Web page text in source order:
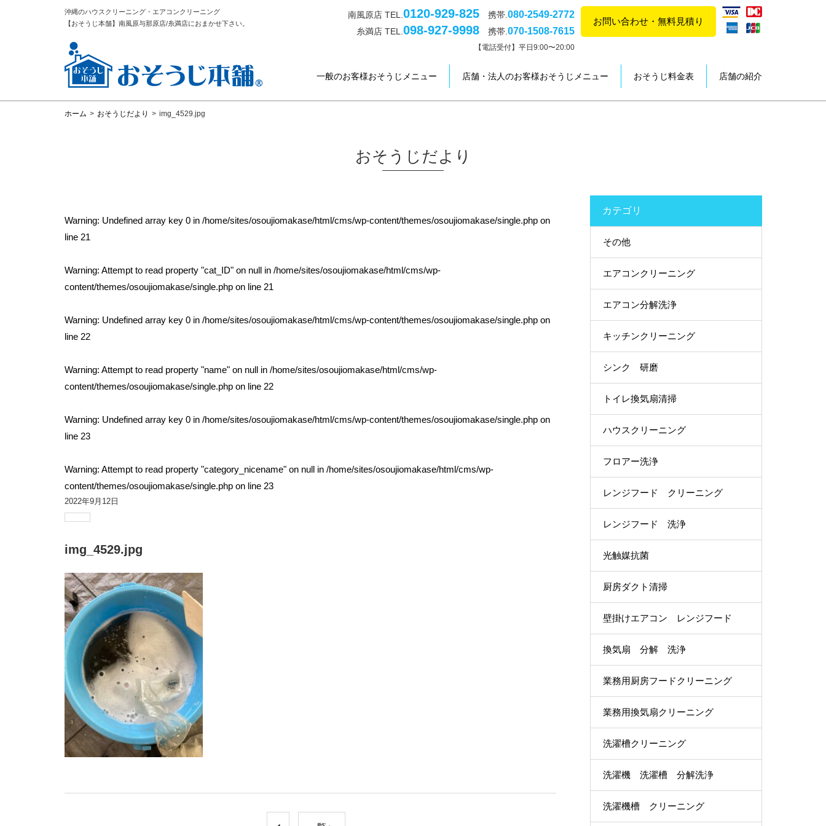
沖縄のハウスクリーニング・エアコンクリーニング
【おそうじ本舗】南風原与那原店/糸満店におまかせ下さい。
南風原店 TEL. 0120-929-825携帯. 080-2549-2772
糸満店 TEL. 098-927-9998携帯. 070-1508-7615
【電話受付】平日9:00〜20:00
お問い合わせ・無料見積り
一般のお客様おそうじメニュー 店舗・法人のお客様おそうじメニュー おそうじ料金表 店舗の紹介
ホーム > おそうじだより > img_4529.jpg
おそうじだより
Warning: Undefined array key 0 in /home/sites/osoujiomakase/html/cms/wp-content/themes/osoujiomakase/single.phpon
line 21
Warning: Attempt to read property "cat_ID" on null in /home/sites/osoujiomakase/html/cms/wp-
content/themes/osoujiomakase/single.phpon line 21
Warning: Undefined array key 0 in /home/sites/osoujiomakase/html/cms/wp-content/themes/osoujiomakase/single.phpon
line 22
Warning: Attempt to read property "name" on null in /home/sites/osoujiomakase/html/cms/wp-
content/themes/osoujiomakase/single.phpon line 22
Warning: Undefined array key 0 in /home/sites/osoujiomakase/html/cms/wp-content/themes/osoujiomakase/single.phpon
line 23
Warning: Attempt to read property "category_nicename" on null in /home/sites/osoujiomakase/html/cms/wp-
content/themes/osoujiomakase/single.phpon line 23
2022年9月12日
img_4529.jpg
カテゴリ
その他
エアコンクリーニング
エアコン分解洗浄
キッチンクリーニング
シンク 研磨
トイレ換気扇清掃
ハウスクリーニング
フロアー洗浄
レンジフード クリーニング
レンジフード 洗浄
光触媒抗菌
厨房ダクト清掃
壁掛けエアコン レンジフード
換気扇 分解 洗浄
業務用厨房フードクリーニング
業務用換気扇クリーニング
洗濯槽クリーニング
洗濯機 洗濯槽 分解洗浄
洗濯機槽 クリーニング